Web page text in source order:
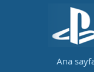
Ana